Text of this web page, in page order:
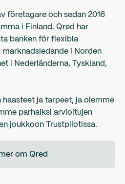
företagare och sedan 2016
i Finland. Qred har
banken för flexibla
i Norden
i Nederländerna, Tyskland,
ja tarpeet, ja olemme
parhaiksi arvioitujen
joukkoon Trustpilotissa.
om Qred